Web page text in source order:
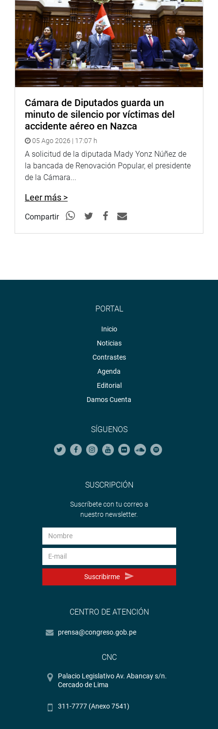
Cámara de Diputados guarda un
minuto de silencio por víctimas del
accidente aéreo en Nazca
05 Ago 2026 | 17:07 h
A solicitud de la diputada Mady Yonz Núñez de
la bancada de Renovación Popular, el presidente
de la Cámara...
Leer más >
Compartir
PORTAL
Inicio
Noticias
Contrastes
Agenda
Editorial
Damos Cuenta
SÍGUENOS
SUSCRIPCIÓN
Suscríbete con tu correo a
nuestro newsletter.
Suscribirme
CENTRO DE ATENCIÓN
prensa@congreso.gob.pe
CNC
Palacio Legislativo Av. Abancay s/n.
Cercado de Lima
311-7777 (Anexo 7541)